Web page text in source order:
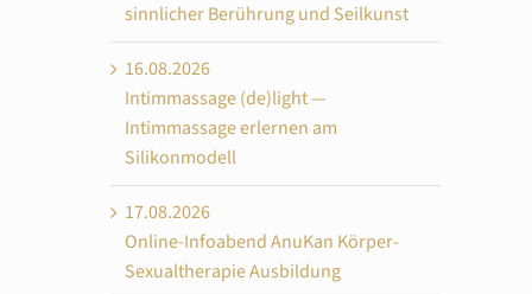
sinnlicher Berührung und Seilkunst
16.08.2026
Intimmassage (de)light —
Intimmassage erlernen am
Silikonmodell
17.08.2026
Online-Infoabend AnuKan Körper-
Sexualtherapie Ausbildung